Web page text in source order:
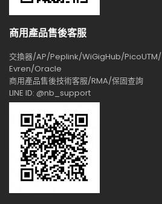
商用產品售後客服
交換器/AP/Peplink/WiGigHub/PicoUTM/
Evren/Oracle
商用產品售後技術客服/RMA/保固查詢
LINE ID: @nb_support